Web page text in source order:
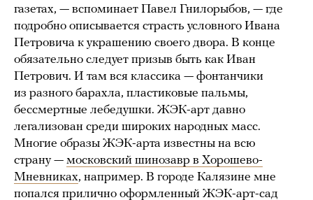
газетах, — вспоминает Павел Гнилорыбов, — где
подробно описывается страсть условного Ивана
Петровича к украшению своего двора. В конце
обязательно следует призыв быть как Иван
Петрович. И там вся классика — фонтанчики
из разного барахла, пластиковые пальмы,
бессмертные лебедушки. ЖЭК-арт давно
легализован среди широких народных масс.
Многие образы ЖЭК-арта известны на всю
страну — московский шинозавр в Хорошево-
Мневниках, например. В городе Калязине мне
попался прилично оформленный ЖЭК-арт-сад